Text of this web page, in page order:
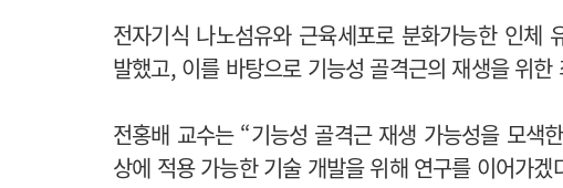
전자기식 나노섬유와 근육세포로 분화가능한 인체
발했고, 이를 바탕으로 기능성 골격근의 재생을 위
전홍배 교수는 “기능성 골격근 재생 가능성을 모색
상에 적용 가능한 기술 개발을 위해 연구를 이어가겠